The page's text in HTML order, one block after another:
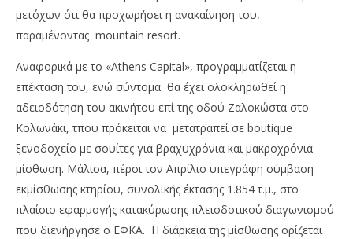
μετόχων ότι θα προχωρήσει η ανακαίνηση του,
παραμένοντας mountain resort.
Αναφορικά με το «Athens Capital», προγραμματίζεται η
επέκταση του, ενώ σύντομα θα έχει ολοκληρωθεί η
αδειοδότηση του ακινήτου επί της οδού Ζαλοκώστα στο
Κολωνάκι, τπου πρόκειται να μετατραπεί σε boutique
ξενοδοχείο με σουίτες για βραχυχρόνια και μακροχρόνια
μίσθωση. Μάλισα, πέρσι τον Απρίλιο υπεγράφη σύμβαση
εκμίσθωσης κτηρίου, συνολικής έκτασης 1.854 τ.μ., στο
πλαίσιο εφαρμογής κατακύρωσης πλειοδοτικού διαγωνισμού
που διενήργησε ο ΕΦΚΑ. Η διάρκεια της μίσθωσης ορίζεται